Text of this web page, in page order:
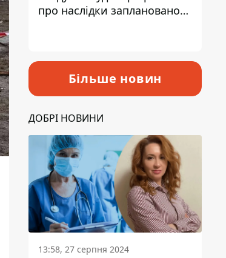
про наслідки запланованого
Більше новин
ДОБРІ НОВИНИ
13:58, 27 серпня 2024